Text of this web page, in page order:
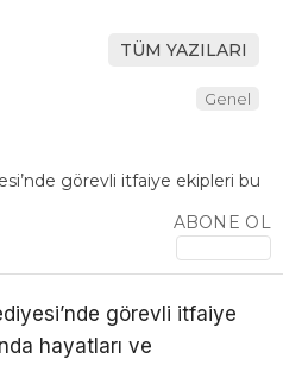
TÜM YAZILARI
Genel
ABONE OL
görevli itfaiye
hayatları ve